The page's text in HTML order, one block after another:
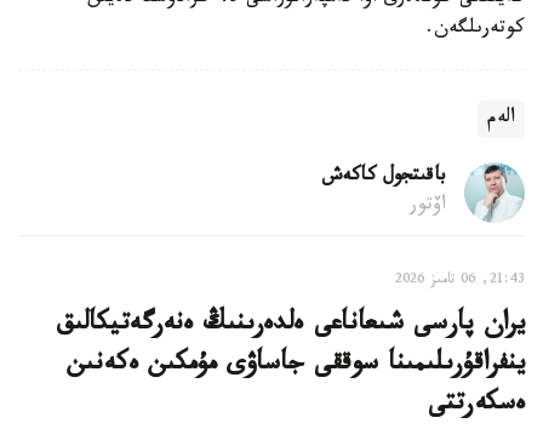
كوتەرىلگەن.
الەم
باقىتجول كاكەش
اۆتور
21:43, 06 تامىز 2026
يران پارسى شىعاناعى ەلدەرىنىڭ ەنەرگەتيكالىق
ينفراقۇرىلىمىنا سوققى جاساۋى مۇمكىن ەكەنىن
ەسكەرتتى